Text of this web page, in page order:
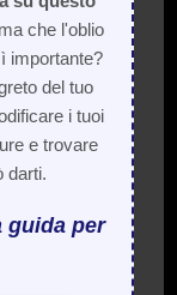
che l'oblio
importante?
del tuo
i tuoi
e trovare
darti.
guida per